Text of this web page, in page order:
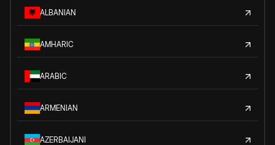
ALBANIAN
AMHARIC
ARABIC
ARMENIAN
AZERBAIJANI